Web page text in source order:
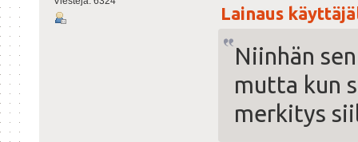
Lainaus
Niinhän
mutta kun
merkitys